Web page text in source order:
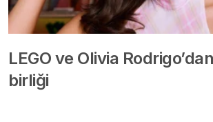
LEGO ve Olivia
birliği